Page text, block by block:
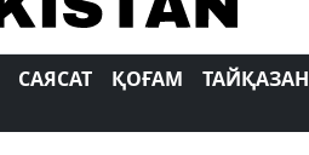
САЯСАТ ҚОҒАМ ТАЙҚАЗАН